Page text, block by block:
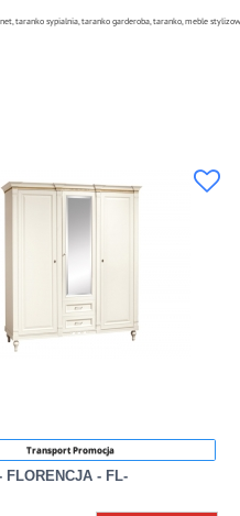
taranko sypialnia, taranko garderoba, taranko, meble
Transport Promocja
FLORENCJA - FL-